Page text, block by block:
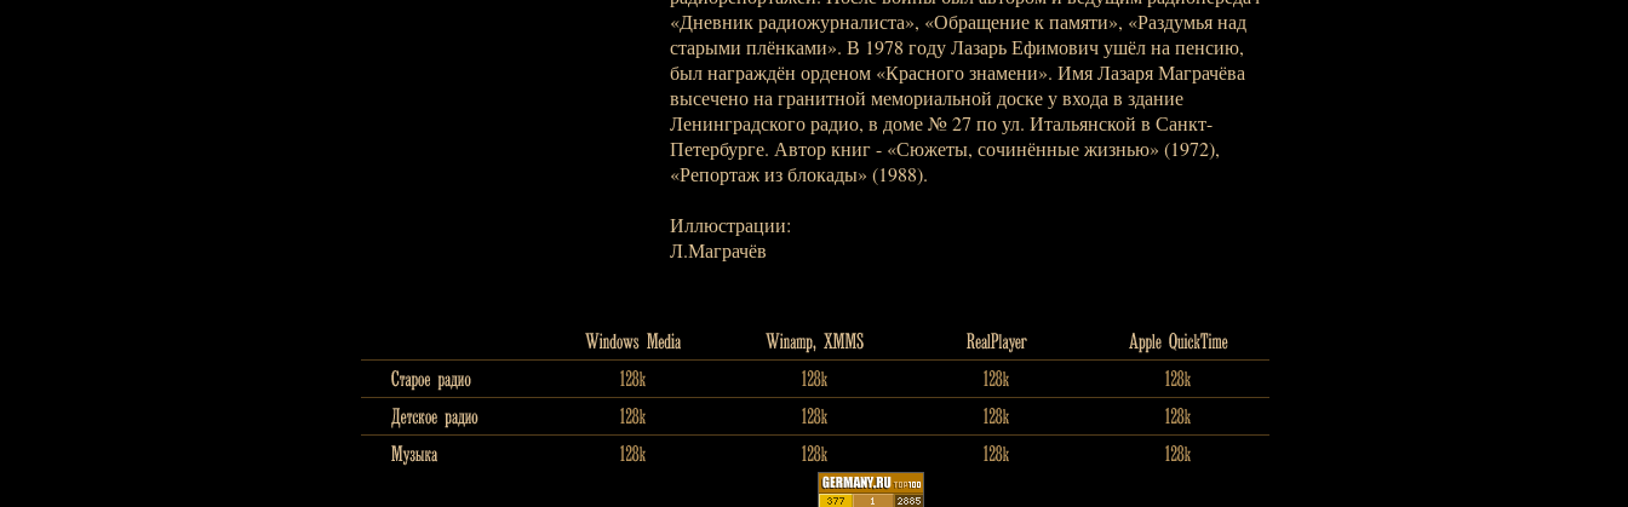
«Дневник радиожурналиста», «Обращение к памяти», «Раздумья над
старыми плёнками». В 1978 году Лазарь Ефимович ушёл на пенсию,
был награждён орденом «Красного знамени». Имя Лазаря Маграчёва
высечено на гранитной мемориальной доске у входа в здание
Ленинградского радио, в доме № 27 по ул. Итальянской в Санкт-
Петербурге. Автор книг - «Сюжеты, сочинённые жизнью» (1972),
«Репортаж из блокады» (1988).
Иллюстрации:
Л.Маграчёв